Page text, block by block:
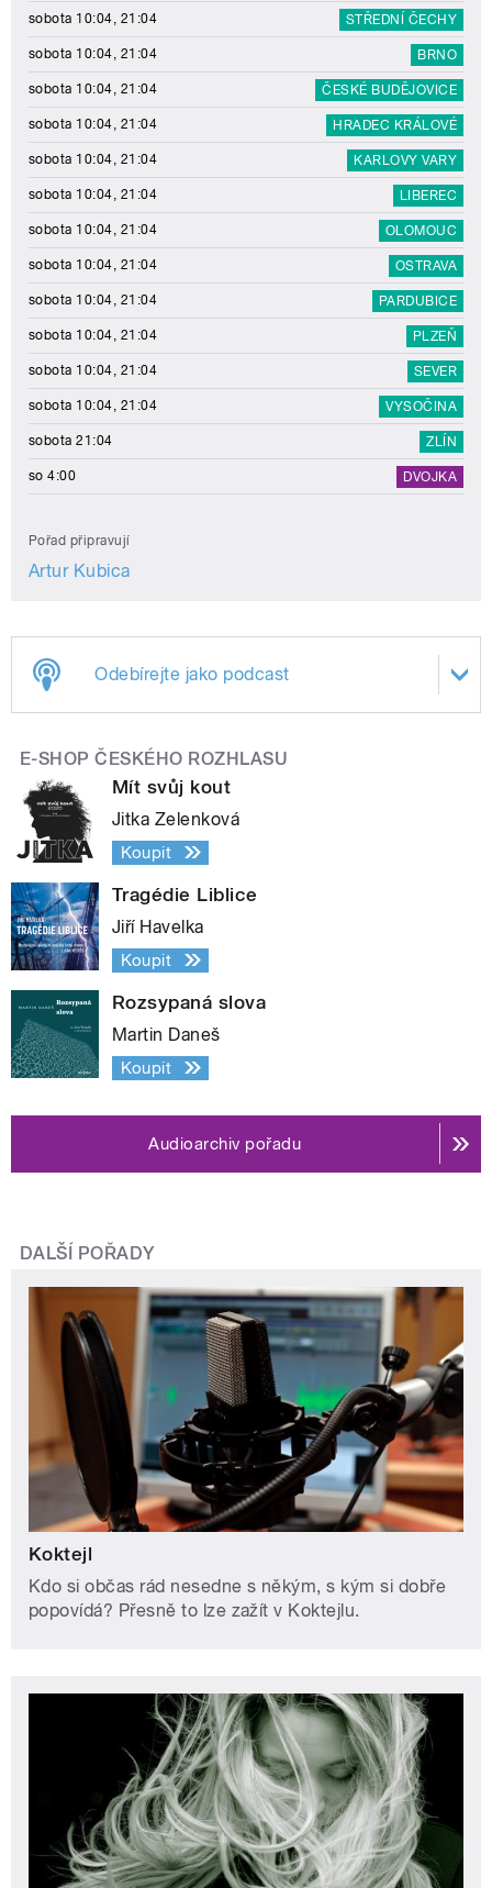
sobota 10:04, 21:04 STŘEDNÍ ČECHY
sobota 10:04, 21:04 BRNO
sobota 10:04, 21:04 ČESKÉ BUDĚJOVICE
sobota 10:04, 21:04 HRADEC KRÁLOVÉ
sobota 10:04, 21:04 KARLOVY VARY
sobota 10:04, 21:04 LIBEREC
sobota 10:04, 21:04 OLOMOUC
sobota 10:04, 21:04 OSTRAVA
sobota 10:04, 21:04 PARDUBICE
sobota 10:04, 21:04 PLZEŇ
sobota 10:04, 21:04 SEVER
sobota 10:04, 21:04 VYSOČINA
sobota 21:04 ZLÍN
so 4:00 DVOJKA
Pořad připravují
Artur Kubica
Odebírejte jako podcast
E-SHOP ČESKÉHO ROZHLASU
Mít svůj kout
Jitka Zelenková
Koupit
Tragédie Liblice
Jiří Havelka
Koupit
Rozsypaná slova
Martin Daneš
Koupit
Audioarchiv pořadu
DALŠÍ POŘADY
Koktejl
Kdo si občas rád nesedne s někým, s kým si dobře
popovídá? Přesně to lze zažít v Koktejlu.